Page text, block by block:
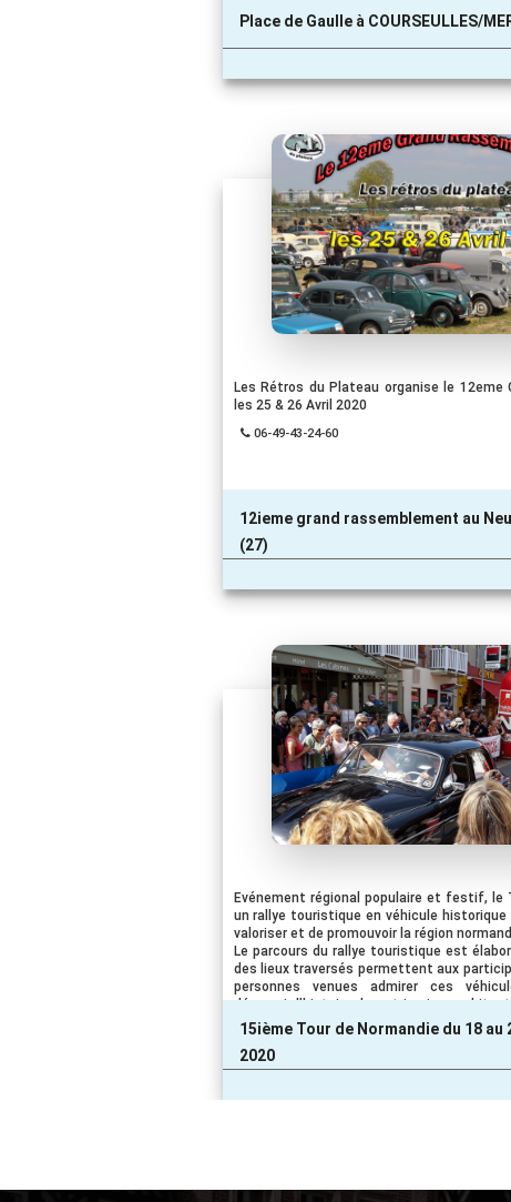
Place de Gaulle à COURSEULLES/
Les Rétros du Plateau organise le 12eme
les 25 & 26 Avril 2020
06-49-43-24-60
12ieme grand rassemblement au
(27)
Evénement régional populaire et festif, le
un rallye touristique en véhicule
valoriser et de promouvoir la région
Le parcours du rallye touristique est
des lieux traversés permettent aux
personnes venues admirer ces
découvrir l’histoire, le patrimoine
régionales des villes étapes. Dans chaque
» est installé, des animations sont
espace podium animation, marché locale,
15ième Tour de Normandie du 18 au
2020